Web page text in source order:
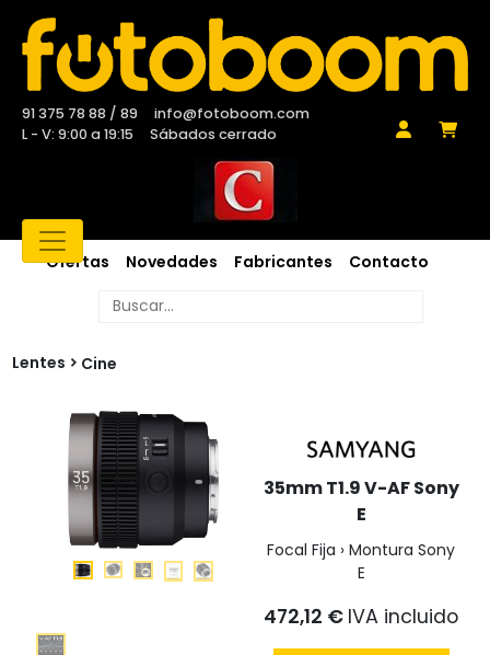
91 375 78 88 / 89
info@fotoboom.com
L - V: 9:00 a 19:15
Sábados cerrado
Ofertas Novedades Fabricantes Contacto
Lentes Cine
35mm T1.9 V-AF Sony
E
Focal Fija › Montura Sony
E
472,12 € IVA incluido